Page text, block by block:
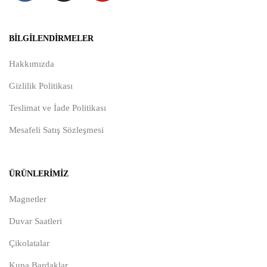
BILGILENDIRMELER
Hakkımızda
Gizlilik Politikası
Teslimat ve İade Politikası
Mesafeli Satış Sözleşmesi
ÜRÜNLERIMIZ
Magnetler
Duvar Saatleri
Çikolatalar